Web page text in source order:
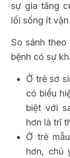
sự gia tăng
lối sống ít
So sánh
bệnh có sự
Ở trẻ sơ
có biểu
biệt với
hơn là trĩ
Ở trẻ
hơn, chủ